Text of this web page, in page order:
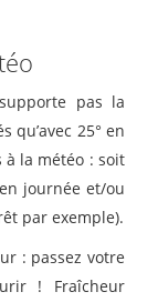
pas la
qu’avec 25° en
à la météo : soit
journée et/ou
par exemple).
: passez votre
! Fraîcheur